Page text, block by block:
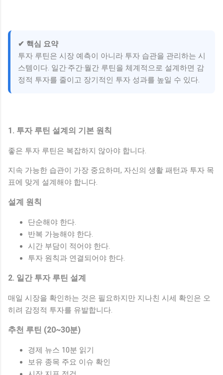
✔ 핵심 요약
투자 루틴은 시장 예측이 아니라 투자 습관을 관리하는 시
스템이다. 일간·주간·월간 루틴을 체계적으로 설계하면 감
정적 투자를 줄이고 장기적인 투자 성과를 높일 수 있다.
1. 투자 루틴 설계의 기본 원칙
좋은 투자 루틴은 복잡하지 않아야 합니다.
지속 가능한 습관이 가장 중요하며, 자신의 생활 패턴과 투자 목
표에 맞게 설계해야 합니다.
설계 원칙
단순해야 한다.
반복 가능해야 한다.
시간 부담이 적어야 한다.
투자 원칙과 연결되어야 한다.
2. 일간 투자 루틴 설계
매일 시장을 확인하는 것은 필요하지만 지나친 시세 확인은 오
히려 감정적 투자를 유발합니다.
추천 루틴 (20~30분)
경제 뉴스 10분 읽기
보유 종목 주요 이슈 확인